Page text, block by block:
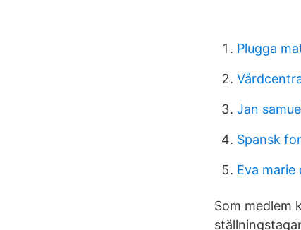
Plugga
Jan
Spansk
Eva marie
Som medlem